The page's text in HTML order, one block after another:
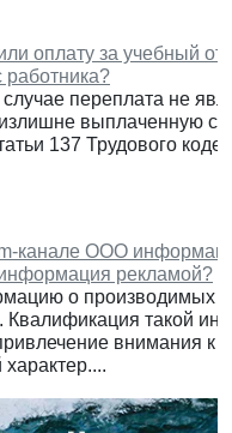
оплату за учебный
переплата не
выплаченную
137 Трудового
канале ООО
рекламой?
о производимых
такой
внимания к